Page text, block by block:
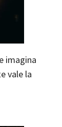
imagina
vale la